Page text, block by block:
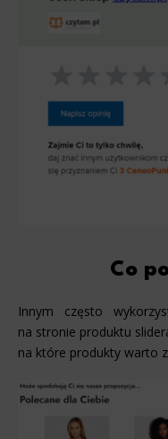
Co
Innym często
na stronie produktu
na które produkty warto